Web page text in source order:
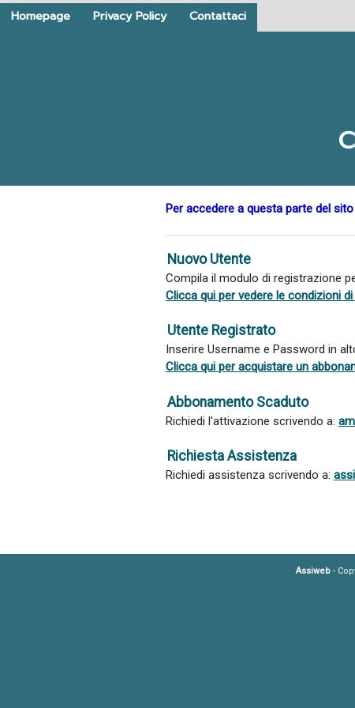
Homepage Privacy Policy Contattaci
Per accedere a questa parte del
Nuovo Utente
Compila il modulo di registrazione
Clicca qui per vedere le condizioni
Utente Registrato
Inserire Username e Password in
Clicca qui per acquistare un
Abbonamento Scaduto
Richiedi l'attivazione scrivendo a:
Richiesta Assistenza
Richiedi assistenza scrivendo a:
Assiweb-